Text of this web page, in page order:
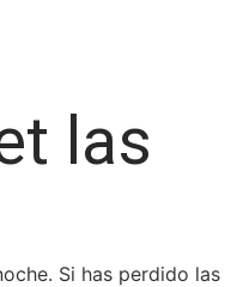
las
Si has perdido las